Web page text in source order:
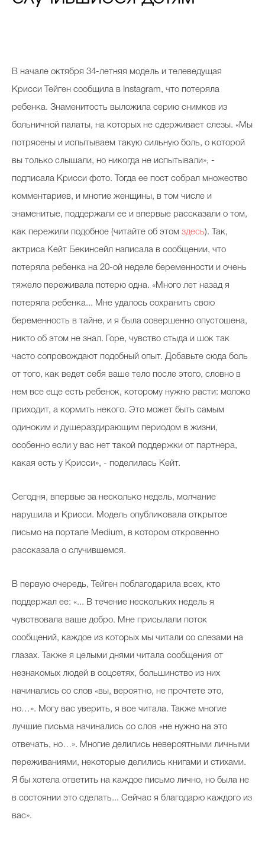
В начале октября 34-летняя модель и телеведущая
Крисси Тейген сообщила в Instagram, что потеряла
ребенка. Знаменитость выложила серию снимков из
больничной палаты, на которых не сдерживает слезы. «Мы
потрясены и испытываем такую сильную боль, о которой
вы только слышали, но никогда не испытывали», -
подписала Крисси фото. Тогда ее пост собрал множество
комментариев, и многие женщины, в том числе и
знаменитые, поддержали ее и впервые рассказали о том,
как пережили подобное (читайте об этом здесь). Так,
актриса Кейт Бекинсейл написала в сообщении, что
потеряла ребенка на 20-ой неделе беременности и очень
тяжело переживала потерю одна. «Много лет назад я
потеряла ребенка... Мне удалось сохранить свою
беременность в тайне, и я была совершенно опустошена,
никто об этом не знал. Горе, чувство стыда и шок так
часто сопровождают подобный опыт. Добавьте сюда боль
от того, как ведет себя ваше тело после этого, словно в
нем все еще есть ребенок, которому нужно расти: молоко
приходит, а кормить некого. Это может быть самым
одиноким и душераздирающим периодом в жизни,
особенно если у вас нет такой поддержки от партнера,
какая есть у Крисси», - поделилась Кейт.
Сегодня, впервые за несколько недель, молчание
нарушила и Крисси. Модель опубликовала открытое
письмо на портале Medium, в котором откровенно
рассказала о случившемся.
В первую очередь, Тейген поблагодарила всех, кто
поддержал ее: «... В течение нескольких недель я
чувствовала ваше добро. Мне присылали поток
сообщений, каждое из которых мы читали со слезами на
глазах. Также я целыми днями читала сообщения от
незнакомых людей в соцсетях, большинство из них
начинались со слов «вы, вероятно, не прочтете это,
но…». Могу вас уверить, я все читала. Также многие
лучшие письма начинались со слов «не нужно на это
отвечать, но…». Многие делились невероятными личными
переживаниями, некоторые делились книгами и стихами.
Я бы хотела ответить на каждое письмо лично, но была не
в состоянии это сделать... Сейчас я благодарю каждого из
вас».